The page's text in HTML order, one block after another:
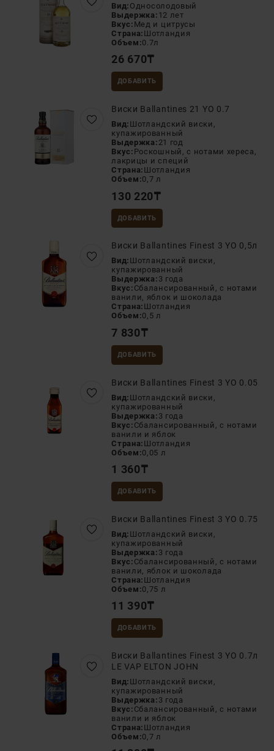
Вид: Односолодовый
Выдержка: 12 лет
Вкус: Мед и цитрусы
Страна: Шотландия
Объем:0.7л
26 670₸
ДОБАВИТЬ
Виски Ballantines 21 YO 0.7
Вид: Шотландский виски,
купажированный
Выдержка: 21 год
Вкус: Роскошный, с нотами хереса,
лакрицы и специй
Страна: Шотландия
Объем:0,7 л
130 220₸
ДОБАВИТЬ
Виски Ballantines Finest 3 YO 0,5л
Вид: Шотландский виски,
купажированный
Выдержка: 3 года
Вкус: Сбалансированный, с нотами
ванили, яблок и шоколада
Страна: Шотландия
Объем:0,5 л
7 830₸
ДОБАВИТЬ
Виски Ballantines Finest 3 YO 0.05
Вид: Шотландский виски,
купажированный
Выдержка: 3 года
Вкус: Сбалансированный, с нотами
ванили и яблок
Страна: Шотландия
Объем:0,05 л
1 360₸
ДОБАВИТЬ
Виски Ballantines Finest 3 YO 0.75
Вид: Шотландский виски,
купажированный
Выдержка: 3 года
Вкус: Сбалансированный, с нотами
ванили, яблок и шоколада
Страна: Шотландия
Объем:0,75 л
11 390₸
ДОБАВИТЬ
Виски Ballantines Finest 3 YO 0.7л
LE VAP ELTON JOHN
Вид: Шотландский виски,
купажированный
Выдержка: 3 года
Вкус: Сбалансированный, с нотами
ванили и яблок
Страна: Шотландия
Объем:0,7 л